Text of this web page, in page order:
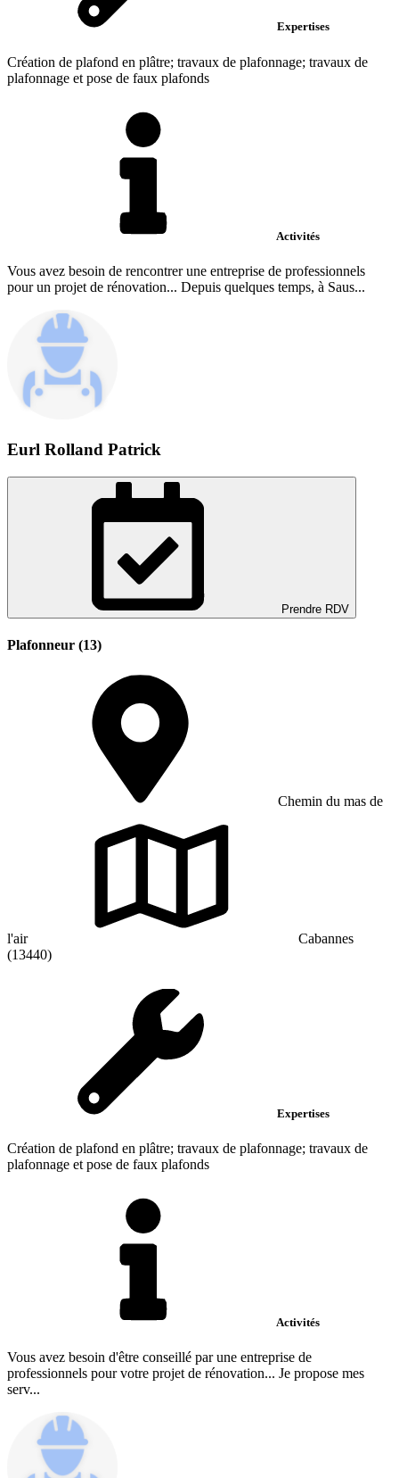
Expertises
Création de plafond en plâtre; travaux de plafonnage; travaux de
plafonnage et pose de faux plafonds
Activités
Vous avez besoin de rencontrer une entreprise de professionnels
pour un projet de rénovation... Depuis quelques temps, à Saus...
Eurl Rolland Patrick
Prendre RDV
Plafonneur (13)
Chemin du mas de
l'air
Cabannes
(13440)
Expertises
Création de plafond en plâtre; travaux de plafonnage; travaux de
plafonnage et pose de faux plafonds
Activités
Vous avez besoin d'être conseillé par une entreprise de
professionnels pour votre projet de rénovation... Je propose mes
serv...